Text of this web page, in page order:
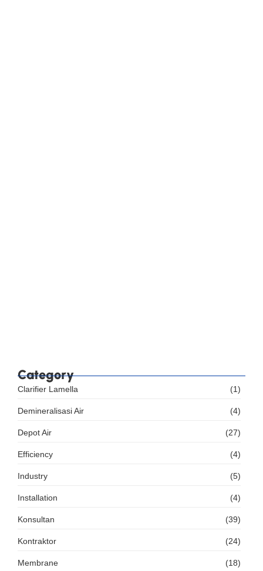
Category
Clarifier Lamella (1)
Demineralisasi Air (4)
Depot Air (27)
Efficiency (4)
Industry (5)
Installation (4)
Konsultan (39)
Kontraktor (24)
Membrane (18)